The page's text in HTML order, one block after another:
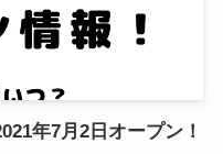
年7月2日オープン！